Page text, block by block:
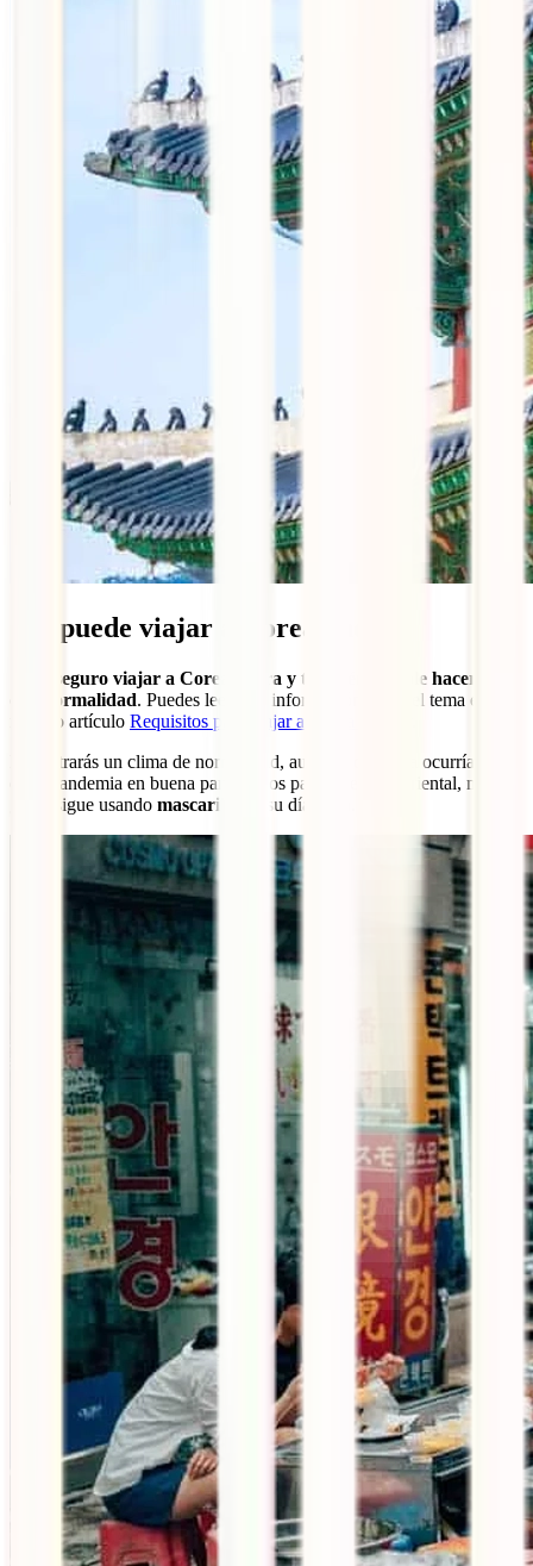
¿Se puede viajar a Corea ahora?
es seguro viajar a Corea ahora y también posible hacerlo
con normalidad. Puedes leer más información sobre el tema en
nuestro artículo Requisitos para viajar a Corea del Sur
Encontrarás un clima de normalidad, aunque, como ya ocurría antes
de la pandemia en buena parte de los países de Asia oriental, mucha
gente sigue usando mascarilla en su día a día.